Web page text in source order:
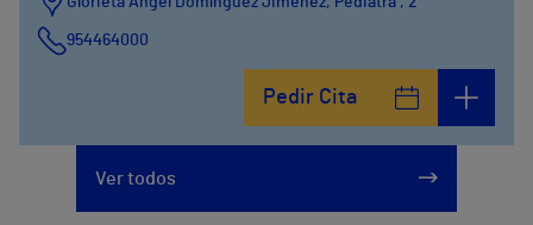
954464000
Pedir Cita
Ver todos